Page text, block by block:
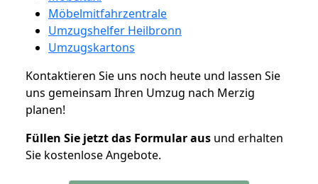
Möbelmitfahrzentrale
Umzugshelfer Heilbronn
Umzugskartons
Kontaktieren Sie uns noch heute und lassen Sie
uns gemeinsam Ihren Umzug nach Merzig
planen!
Füllen Sie jetzt das Formular aus und erhalten
Sie kostenlose Angebote.